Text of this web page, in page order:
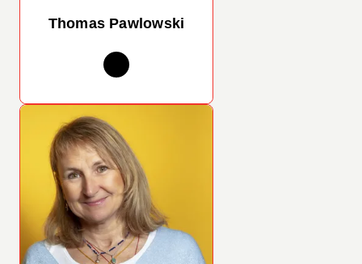
Thomas Pawlowski